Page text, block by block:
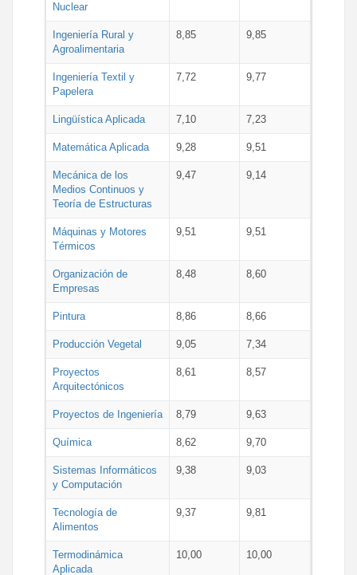
Nuclear
Ingeniería Rural y
Agroalimentaria
8,85 9,85
Ingeniería Textil y
Papelera
7,72 9,77
Lingüística Aplicada 7,10 7,23
Matemática Aplicada 9,28 9,51
Mecánica de los
Medios Continuos y
Teoría de Estructuras
9,47 9,14
Máquinas y Motores
Térmicos
9,51 9,51
Organización de
Empresas
8,48 8,60
Pintura 8,86 8,66
Producción Vegetal 9,05 7,34
Proyectos
Arquitectónicos
8,61 8,57
Proyectos de Ingeniería 8,79 9,63
Química 8,62 9,70
Sistemas Informáticos
y Computación
9,38 9,03
Tecnología de
Alimentos
9,37 9,81
Termodinámica
Aplicada
10,00 10,00